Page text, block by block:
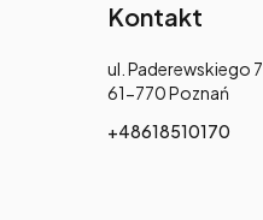
Kontakt
Adres:
ul. Paderewskiego 7
61-770 Poznań
+48618510170